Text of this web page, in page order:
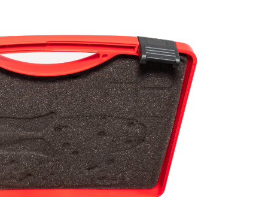
Hauptscheinwerfer
LED
Begrenzungsleuchte
n
LED Bar & Offroad
Zusatzscheinwerfer